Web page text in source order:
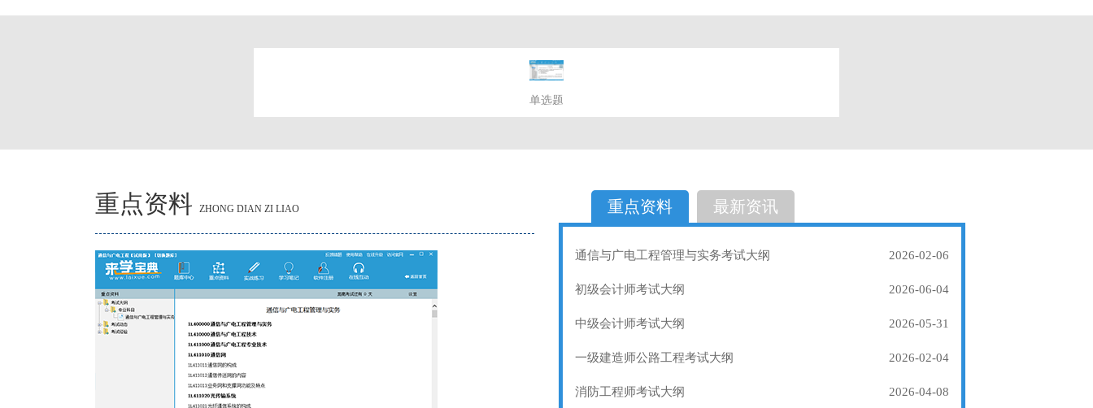
单选题
选择题
重点资料 ZHONG DIAN ZI LIAO 重点资料 最新资讯
通信与广电工程管理与实务考试大纲 2026-02-06
初级会计师考试大纲 2026-06-04
中级会计师考试大纲 2026-05-31
一级建造师公路工程考试大纲 2026-02-04
消防工程师考试大纲 2026-04-08